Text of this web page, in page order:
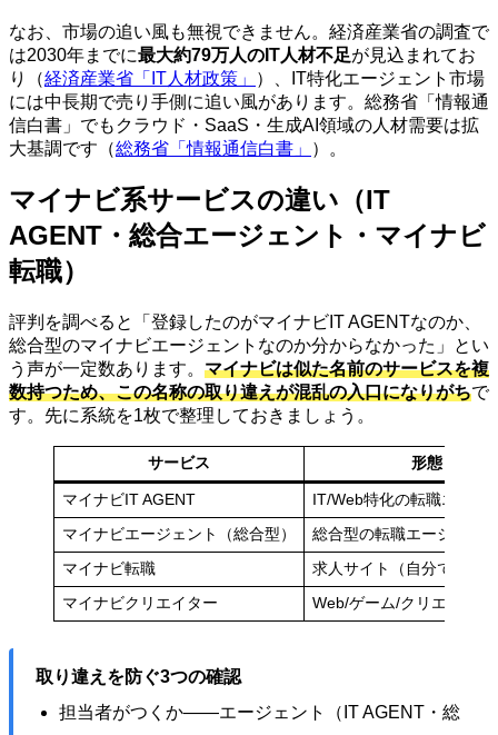
なお、市場の追い風も無視できません。経済産業省の調査で
は2030年までに最大約79万人のIT人材不足が見込まれてお
り（経済産業省「IT人材政策」
）、IT特化エージェント市場
には中長期で売り手側に追い風があります。総務省「情報通
信白書」でもクラウド・SaaS・生成AI領域の人材需要は拡
大基調です（総務省「情報通信白書」 ）。
マイナビ系サービスの違い（IT
AGENT・総合エージェント・マイナビ
転職）
評判を調べると「登録したのがマイナビIT AGENTなのか、
総合型のマイナビエージェントなのか分からなかった」とい
う声が一定数あります。 マイナビは似た名前のサービスを複
数持つため、この名称の取り違えが混乱の入口になりがちで
す。先に系統を1枚で整理しておきましょう。
サービス 形態
マイナビIT AGENT IT/Web特化の転職エージ
マイナビエージェント（総合型） 総合型の転職エージェント
マイナビ転職 求人サイト（自分で応募）
マイナビクリエイター Web/ゲーム/クリエイティ
取り違えを防ぐ3つの確認
担当者がつくか——エージェント（IT AGENT・総